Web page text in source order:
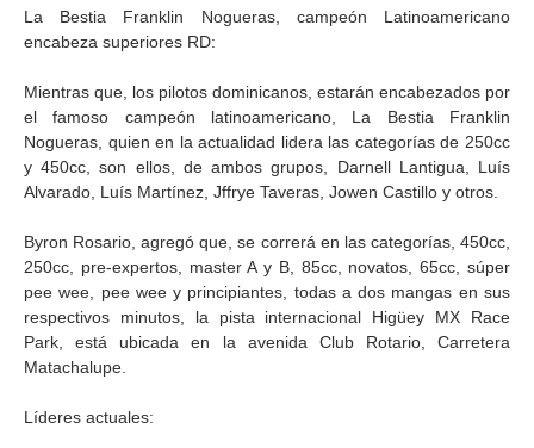
La Bestia Franklin Nogueras, campeón Latinoamericano
encabeza superiores RD:
Mientras que, los pilotos dominicanos, estarán encabezados por
el famoso campeón latinoamericano, La Bestia Franklin
Nogueras, quien en la actualidad lidera las categorías de 250cc
y 450cc, son ellos, de ambos grupos, Darnell Lantigua, Luís
Alvarado, Luís Martínez, Jffrye Taveras, Jowen Castillo y otros.
Byron Rosario, agregó que, se correrá en las categorías, 450cc,
250cc, pre-expertos, master A y B, 85cc, novatos, 65cc, súper
pee wee, pee wee y principiantes, todas a dos mangas en sus
respectivos minutos, la pista internacional Higüey MX Race
Park, está ubicada en la avenida Club Rotario, Carretera
Matachalupe.
Líderes actuales: